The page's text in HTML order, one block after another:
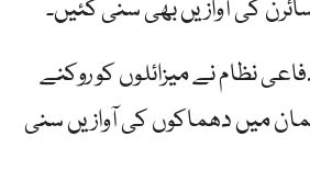
کی آوازیں بھی سنی گئیں۔
نظام نے میزائلوں کو روکنے
میں دھماکوں کی آوازیں سنی